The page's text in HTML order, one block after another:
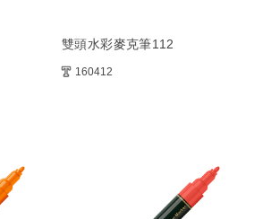
雙頭水彩麥克筆112
160412